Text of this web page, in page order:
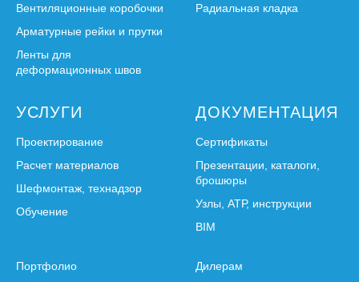
Вентиляционные коробочки
Арматурные рейки и прутки
Ленты для
деформационных швов
Радиальная кладка
УСЛУГИ
Проектирование
Расчет материалов
Шефмонтаж, технадзор
Обучение
ДОКУМЕНТАЦИЯ
Сертификаты
Презентации, каталоги,
брошюры
Узлы, АТР, инструкции
BIM
Портфолио Дилерам